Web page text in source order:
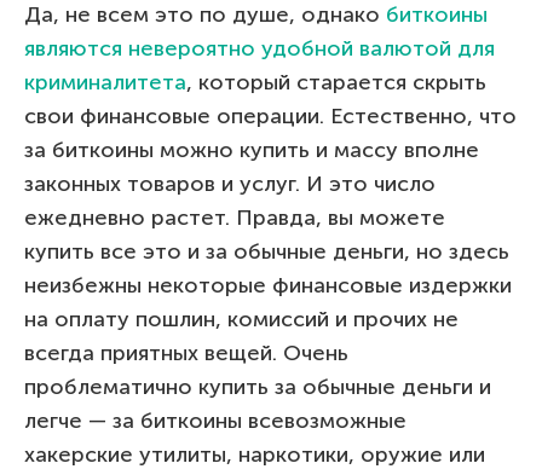
Да, не всем это по душе, однако биткоины
являются невероятно удобной валютой для
криминалитета, который старается скрыть
свои финансовые операции. Естественно, что
за биткоины можно купить и массу вполне
законных товаров и услуг. И это число
ежедневно растет. Правда, вы можете
купить все это и за обычные деньги, но здесь
неизбежны некоторые финансовые издержки
на оплату пошлин, комиссий и прочих не
всегда приятных вещей. Очень
проблематично купить за обычные деньги и
легче — за биткоины всевозможные
хакерские утилиты, наркотики, оружие или